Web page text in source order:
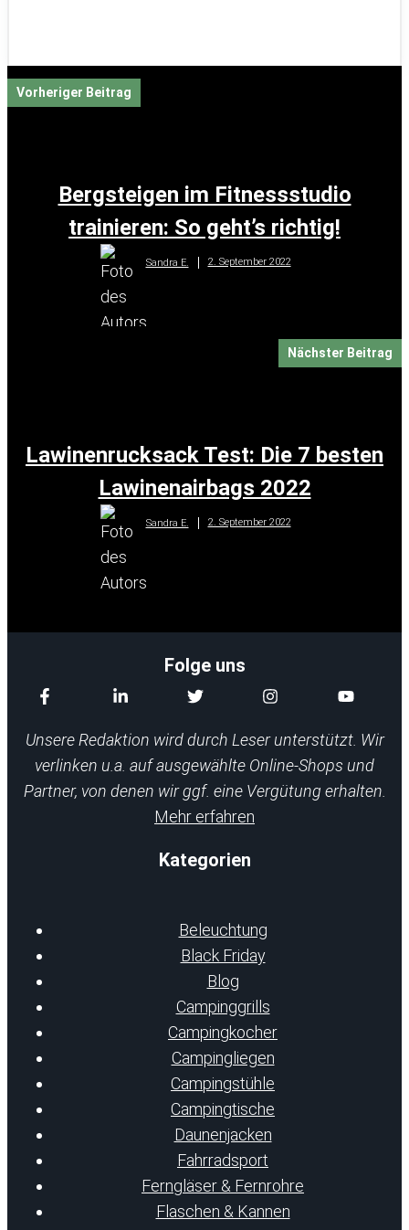
Vorheriger Beitrag
Bergsteigen im Fitnessstudio
trainieren: So geht’s richtig!
Sandra E. 2. September 2022
Nächster Beitrag
Lawinenrucksack Test: Die 7 besten
Lawinenairbags 2022
Sandra E. 2. September 2022
Folge uns
Unsere Redaktion wird durch Leser unterstützt. Wir
verlinken u.a. auf ausgewählte Online-Shops und
Partner, von denen wir ggf. eine Vergütung erhalten.
Mehr erfahren
Kategorien
Beleuchtung
Black Friday
Blog
Campinggrills
Campingkocher
Campingliegen
Campingstühle
Campingtische
Daunenjacken
Fahrradsport
Ferngläser & Fernrohre
Flaschen & Kannen